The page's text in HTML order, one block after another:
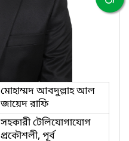
মোহাম্মদ আবদুল্লাহ আল
জায়েদ রাফি
সহকারী টেলিযোগাযোগ
প্রকৌশলী, পূর্ব